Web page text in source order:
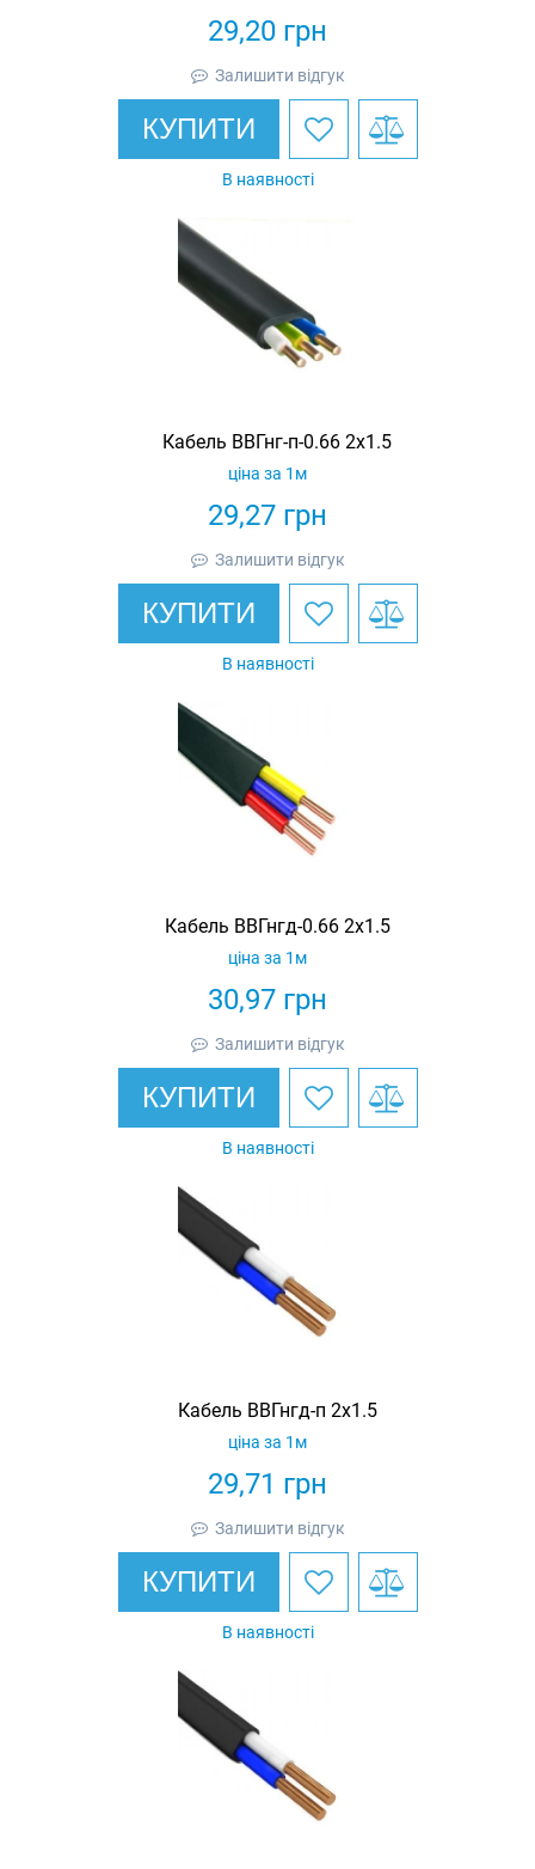
29,20 грн
Залишити відгук
КУПИТИ
В наявності
Кабель ВВГнг-п-0.66 2х1.5
29,27 грн
ціна за 1м
Залишити відгук
КУПИТИ
В наявності
Кабель ВВГнгд-0.66 2х1.5
30,97 грн
ціна за 1м
Залишити відгук
КУПИТИ
В наявності
Кабель ВВГнгд-п 2х1.5
29,71 грн
ціна за 1м
Залишити відгук
КУПИТИ
В наявності